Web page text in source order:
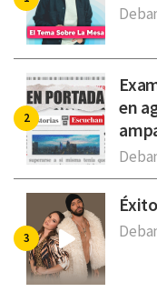
en